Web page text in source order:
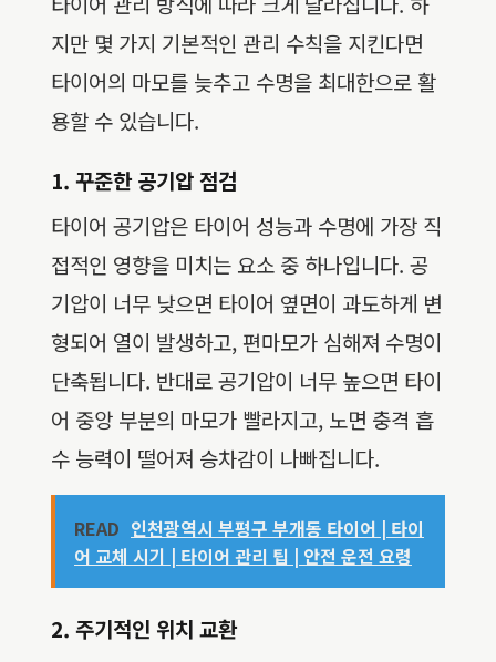
지만 몇 가지 기본적인 관리 수칙을 지킨다면
타이어의 마모를 늦추고 수명을 최대한으로 활
용할 수 있습니다.
1. 꾸준한 공기압 점검
타이어 공기압은 타이어 성능과 수명에 가장 직
접적인 영향을 미치는 요소 중 하나입니다. 공
기압이 너무 낮으면 타이어 옆면이 과도하게 변
형되어 열이 발생하고, 편마모가 심해져 수명이
단축됩니다. 반대로 공기압이 너무 높으면 타이
어 중앙 부분의 마모가 빨라지고, 노면 충격 흡
수 능력이 떨어져 승차감이 나빠집니다.
READ 인천광역시 부평구 부개동 타이어 | 타이
어 교체 시기 | 타이어 관리 팁 | 안전 운전 요령
2. 주기적인 위치 교환